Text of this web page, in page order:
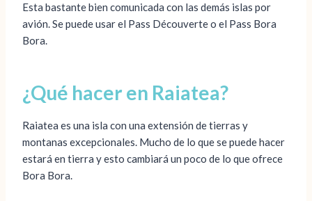
Esta bastante bien comunicada con las demás islas por
avión. Se puede usar el Pass Découverte o el Pass Bora
Bora.
¿Qué hacer en Raiatea?
Raiatea es una isla con una extensión de tierras y
montanas excepcionales. Mucho de lo que se puede hacer
estará en tierra y esto cambiará un poco de lo que ofrece
Bora Bora.